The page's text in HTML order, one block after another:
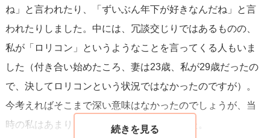
ね」と言われたり、「ずいぶん年下が好きなんだね」と言
われたりしました。中には、冗談交じりではあるものの、
私が「ロリコン」というようなことを言ってくる人もいま
した（付き合い始めたころ、妻は23歳、私が29歳だったの
で、決してロリコンという状況ではなかったのですが）。
今考えればそこまで深い意味はなかったのでしょうが、当
時の私はあまり良い気持ちがしませんでした。